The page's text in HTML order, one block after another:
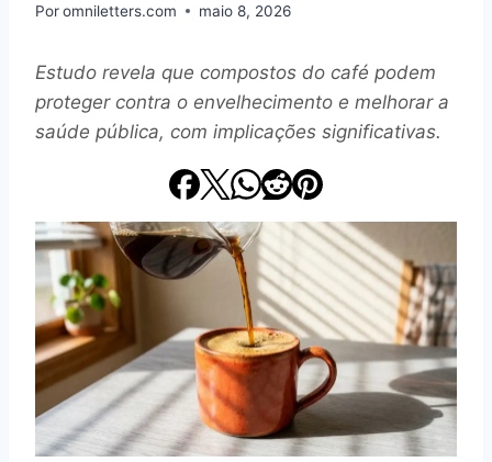
Poromniletters.com maio 8, 2026
Estudo revela que compostos do café podem
proteger contra o envelhecimento e melhorar a
saúde pública, com implicações significativas.